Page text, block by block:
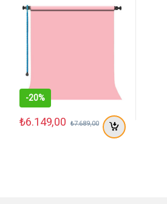
-20%
₺6.149,00 ₺7.689,00